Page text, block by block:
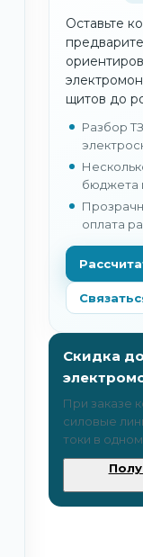
Оставьте
щитов до
Разбор
бюджета
оплата
Скидка
При заказе
силовые
токи в